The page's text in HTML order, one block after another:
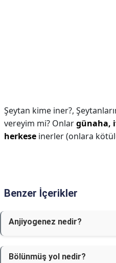
Şeytan kime iner?,
vereyim mi? Onlargünaha,
herkese inerler (onlara
Benzer İçerikler
Anjiyogenez nedir?
Bölünmüş yol nedir?